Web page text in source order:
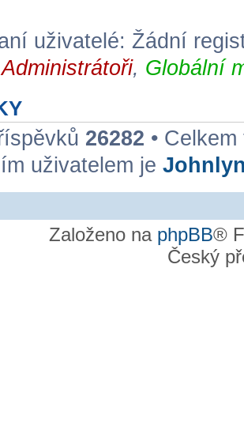
uživatelé: Žádní
Administrátoři, Globální
26282 •
uživatelem je
Založeno na phpBB®
Český